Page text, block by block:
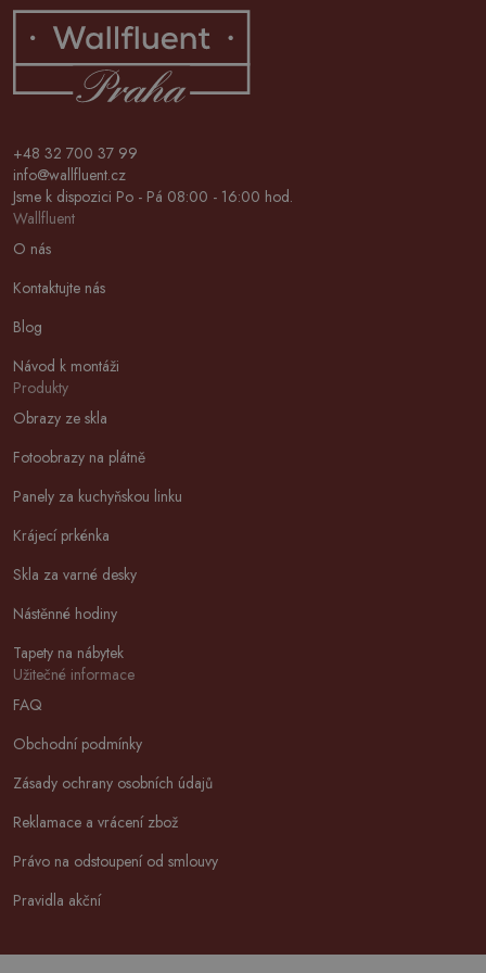
+48 32 700 37 99
info@wallfluent.cz
Jsme k dispozici Po - Pá 08:00 - 16:00 hod.
Wallfluent
O nás
Kontaktujte nás
Blog
Návod k montáži
Produkty
Obrazy ze skla
Fotoobrazy na plátně
Panely za kuchyňskou linku
Krájecí prkénka
Skla za varné desky
Nástěnné hodiny
Tapety na nábytek
Užitečné informace
FAQ
Obchodní podmínky
Zásady ochrany osobních údajů
Reklamace a vrácení zbož
Právo na odstoupení od smlouvy
Pravidla akční